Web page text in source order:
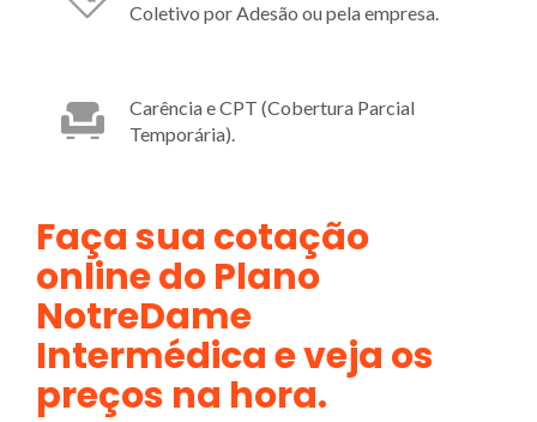
Coletivo por Adesão ou pela empresa.
Carência e CPT (Cobertura Parcial
Temporária).
Faça sua cotação
online do Plano
NotreDame
Intermédica e veja os
preços na hora.